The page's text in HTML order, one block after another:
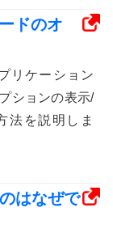
ドのオ
リケーション
ションの表示/
法を説明しま
はなぜで